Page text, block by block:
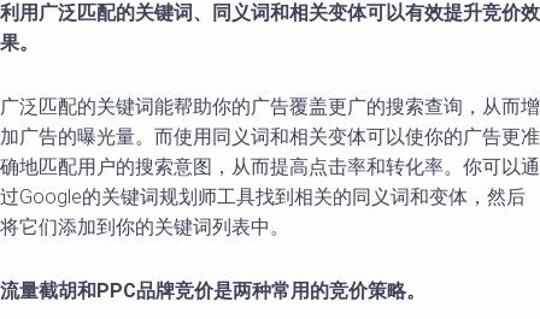
利用广泛匹配的关键词、同义词和相关变体可以有效提升竞价效
果。
广泛匹配的关键词能帮助你的广告覆盖更广的搜索查询，从而增
加广告的曝光量。而使用同义词和相关变体可以使你的广告更准
确地匹配用户的搜索意图，从而提高点击率和转化率。你可以通
过Google的关键词规划师工具找到相关的同义词和变体，然后
将它们添加到你的关键词列表中。
流量截胡和PPC品牌竞价是两种常用的竞价策略。